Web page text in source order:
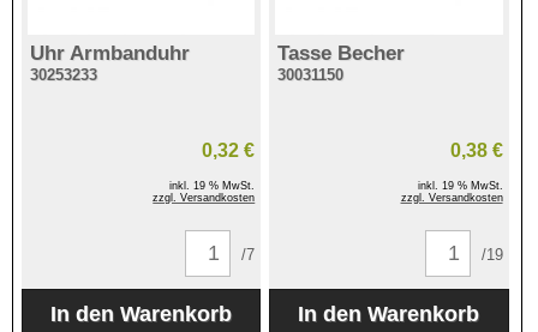
Uhr Armbanduhr
30253233
0,32 €
inkl. 19 % MwSt.
zzgl. Versandkosten
/7
Tasse Becher
30031150
0,38 €
inkl. 19 % MwSt.
zzgl. Versandkosten
/19